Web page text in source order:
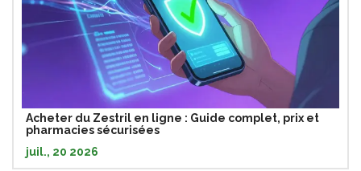
Acheter du Zestril en ligne : Guide complet, prix et
pharmacies sécurisées
juil., 20 2026